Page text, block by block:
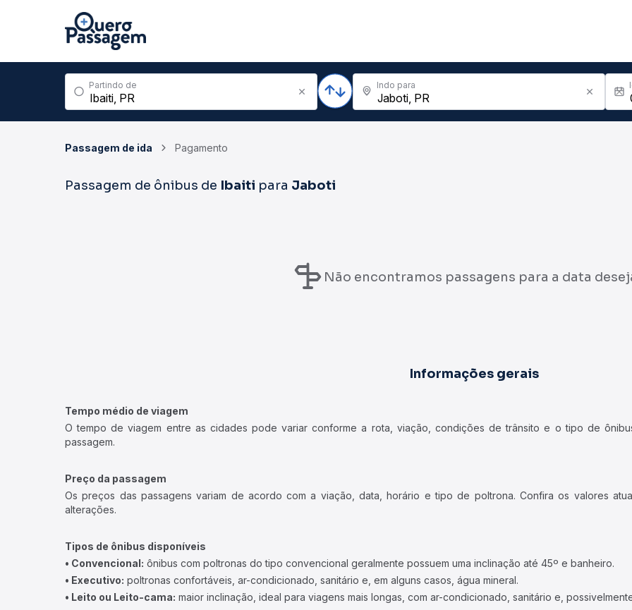
Partindo de Indo para
Passagem de ida Pagamento
Passagem de ônibus de Ibaiti para Jaboti
Não encontramos passagens para a data
Informações gerais
Tempo médio de viagem
O tempo de viagem entre as cidades pode variar conforme a rota, viação, condições de trânsito e o tipo de
passagem.
Preço da passagem
Os preços das passagens variam de acordo com a viação, data, horário e tipo de poltrona. Confira os valores
alterações.
Tipos de ônibus disponíveis
• Convencional: ônibus com poltronas do tipo convencional geralmente possuem uma inclinação até 45º e banheiro.
• Executivo: poltronas confortáveis, ar-condicionado, sanitário e, em alguns casos, água mineral.
• Leito ou Leito-cama: maior inclinação, ideal para viagens mais longas, com ar-condicionado, sanitário e,